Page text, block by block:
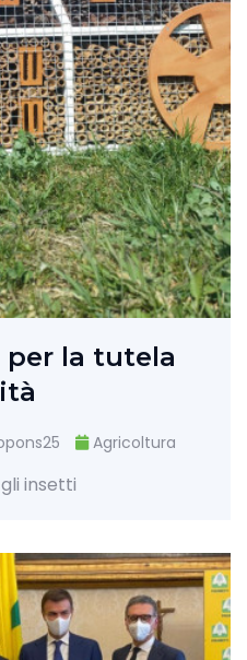
per la tutela
Agricoltura
insetti